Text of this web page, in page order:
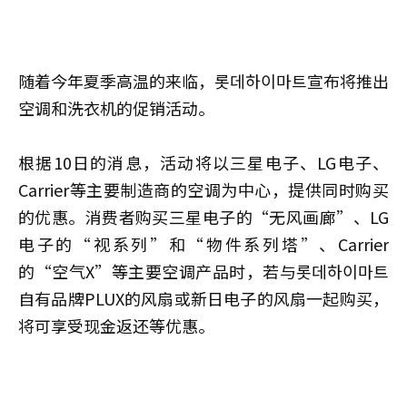
随着今年夏季高温的来临，롯데하이마트宣布将推出
空调和洗衣机的促销活动。
根据10日的消息，活动将以三星电子、LG电子、
Carrier等主要制造商的空调为中心，提供同时购买
的优惠。消费者购买三星电子的“无风画廊”、LG
电子的“视系列”和“物件系列塔”、Carrier
的“空气X”等主要空调产品时，若与롯데하이마트
自有品牌PLUX的风扇或新日电子的风扇一起购买，
将可享受现金返还等优惠。